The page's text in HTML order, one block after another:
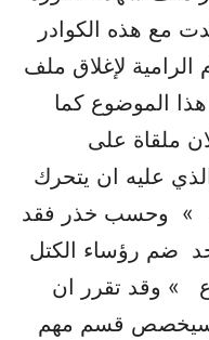
مع هذه الكوادر
الرامية لإغلاق ملف
الموضوع كما
ملقاة على
عليه ان يتحرك
» وحسب خذر فقد
ضم رؤساء الكتل
» وقد تقرر ان
سيخصص قسم مهم